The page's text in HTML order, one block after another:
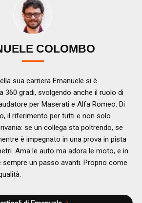
COLOMBO
sua carriera Emanuele si è
360 gradi, svolgendo anche il ruolo di
per Maserati e Alfa Romeo. Di
il riferimento per tutti e non solo
se un collega sta poltrendo, se
è impegnato in una prova in pista
Ama le auto ma adora le moto, e in
un passo avanti. Proprio come